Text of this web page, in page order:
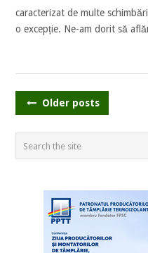
caracterizat de multe
o excepție. Ne-am dorit să
POSTS
Older posts